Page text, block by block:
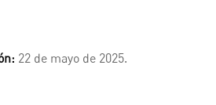
22 de mayo de 2025.